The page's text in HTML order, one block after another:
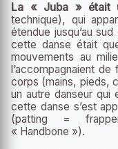
La « Juba » était
technique), qui
étendue jusqu’au
cette danse était
mouvements au
l’accompagnaient
corps (mains, pieds,
un autre danseur qui
cette danse s’est
(patting =
« Handbone »).